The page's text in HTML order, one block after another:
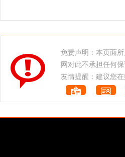
免责声明：本页面
网对此不承担任何保
友情提醒：建议您